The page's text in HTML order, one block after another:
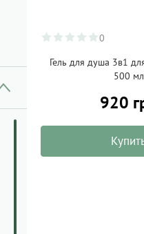
0
Гель для душа 3в1
500 мл
920